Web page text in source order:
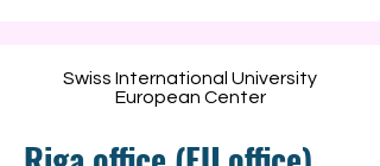
Swiss International University
European Center